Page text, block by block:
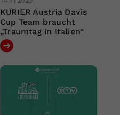
KURIER Austria Davis
Cup Team braucht
„Traumtag in Italien“